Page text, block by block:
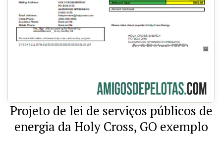
Projeto de lei de serviços públicos de
energia da Holy Cross, GO exemplo